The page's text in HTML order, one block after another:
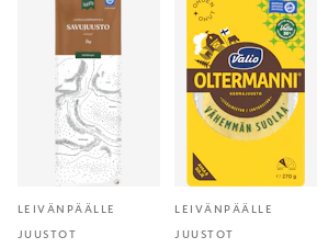
LEIVÄNPÄÄLLE
JUUSTOT
LEIVÄNPÄÄLLE
JUUSTOT